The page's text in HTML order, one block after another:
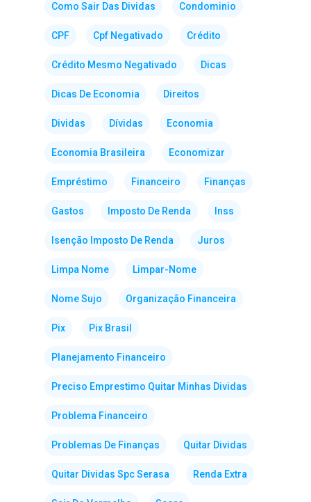
Como Sair Das Dividas Condominio
CPF Cpf Negativado Crédito
Crédito Mesmo Negativado Dicas
Dicas De Economia Direitos
Dividas Dívidas Economia
Economia Brasileira Economizar
Empréstimo Financeiro Finanças
Gastos Imposto De Renda Inss
Isenção Imposto De Renda Juros
Limpa Nome Limpar-Nome
Nome Sujo Organização Financeira
Pix Pix Brasil
Planejamento Financeiro
Preciso Emprestimo Quitar Minhas Dividas
Problema Financeiro
Problemas De Finanças Quitar Dividas
Quitar Dividas Spc Serasa Renda Extra